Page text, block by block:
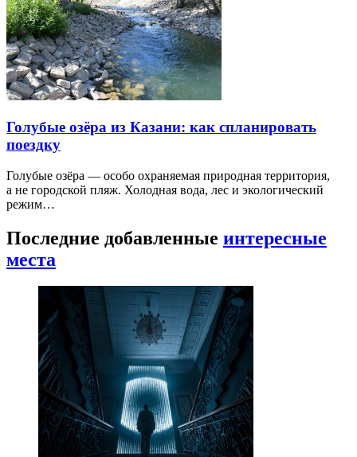
Голубые озёра из Казани: как спланировать
поездку
Голубые озёра — особо охраняемая природная территория,
а не городской пляж. Холодная вода, лес и экологический
режим…
Последние добавленные интересные
места